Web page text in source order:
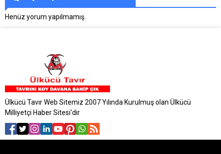
Henüz yorum yapılmamış.
Ülkücü Tavır Web Sitemiz 2007 Yılında Kurulmuş olan Ülkücü
Milliyetçi Haber Sitesi'dir